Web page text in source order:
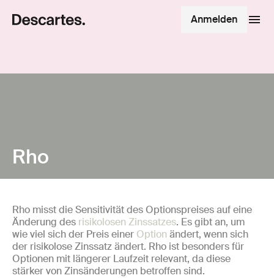
Anmelden
Rho
Rho misst die Sensitivität des Optionspreises auf eine
Änderung des risikolosen Zinssatzes. Es gibt an, um
wie viel sich der Preis einer Optionändert, wenn sich
der risikolose Zinssatz ändert. Rho ist besonders für
Optionen mit längerer Laufzeit relevant, da diese
stärker von Zinsänderungen betroffen sind.